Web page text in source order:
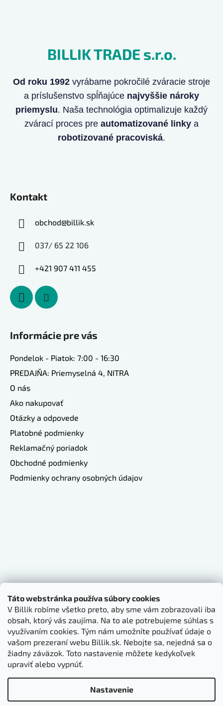
Táto webstránka používa súbory cookies
V Billik robíme všetko preto, aby sme vám zobrazovali iba
obsah, ktorý vás zaujíma. Na to ale potrebujeme súhlas s
využívaním cookies. Tým nám umožníte používať údaje o
vašom prezeraní webu Billik.sk. Nebojte sa, nejedná sa o
žiadny záväzok. Toto nastavenie môžete kedykoľvek
upraviť alebo vypnúť.
Nastavenie
BILLIK TRADE s.r.o.
Od roku 1992 vyrábame pokročilé zváracie stroje
a príslušenstvo spĺňajúce najvyššie nároky
priemyslu. Naša technológia optimalizuje každý
zvárací proces pre automatizované linky a
robotizované pracoviská.
Kontakt
obchod@billik.sk
037/ 65 22 106
+421 907 411 455
Informácie pre vás
Pondelok - Piatok: 7:00 - 16:30
PREDAJŇA: Priemyselná 4, NITRA
O nás
Ako nakupovať
Otázky a odpovede
Platobné podmienky
Reklamačný poriadok
Obchodné podmienky
Podmienky ochrany osobných údajov